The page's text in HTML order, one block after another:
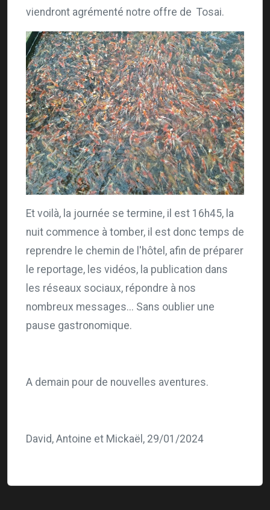
viendront agrémenté notre offre de Tosai.
Et voilà, la journée se termine, il est 16h45, la
nuit commence à tomber, il est donc temps de
reprendre le chemin de l'hôtel, afin de préparer
le reportage, les vidéos, la publication dans
les réseaux sociaux, répondre à nos
nombreux messages... Sans oublier une
pause gastronomique.
A demain pour de nouvelles aventures.
David, Antoine et Mickaël, 29/01/2024